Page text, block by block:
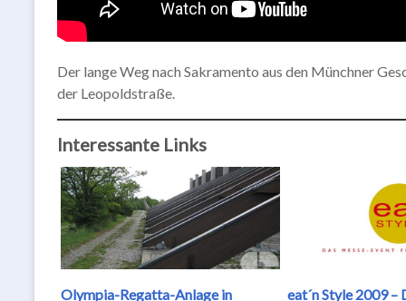
Der lange Weg nach Sakramento aus den Münchner
der Leopoldstraße.
Interessante Links
Olympia-Regatta-Anlage in eat´n Style 2009 –